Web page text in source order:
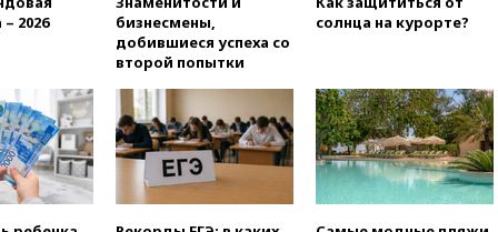
более чем на четверть
17:55
17:48
Bloomberg:
авиакомпании США обязали
проверить самолеты Boeing на
наличие трещин
17:35
В Казани пятилетний
2026
бизнесмены,
добившиеся успеха со
второй попытки
солнца на курорте?